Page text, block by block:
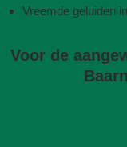
Vreemde geluiden
Voor de